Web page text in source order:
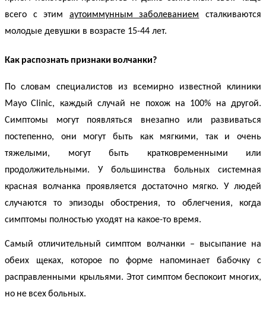
всего с этим аутоиммунным заболеванием сталкиваются
молодые девушки в возрасте 15-44 лет.
Как распознать признаки волчанки?
По словам специалистов из всемирно известной клиники
Mayo Clinic, каждый случай не похож на 100% на другой.
Симптомы могут появляться внезапно или развиваться
постепенно, они могут быть как мягкими, так и очень
тяжелыми, могут быть кратковременными или
продолжительными. У большинства больных системная
красная волчанка проявляется достаточно мягко. У людей
случаются то эпизоды обострения, то облегчения, когда
симптомы полностью уходят на какое-то время.
Самый отличительныйсимптом волчанки – высыпание на
обеих щеках, которое по форме напоминает бабочку с
расправленными крыльями. Этот симптом беспокоит многих,
но не всехбольных.